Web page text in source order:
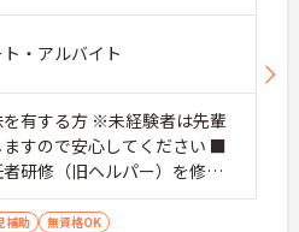
・アルバイト
有する方 ※未経験者は先輩
すので安心してください ■
研修（旧ヘルパー）を修了
お持ちでない方 ■敷地内禁
は応募ご遠慮下さい
補助
無資格OK